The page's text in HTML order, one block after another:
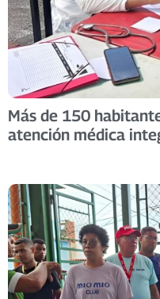
Más de 150
atención médica